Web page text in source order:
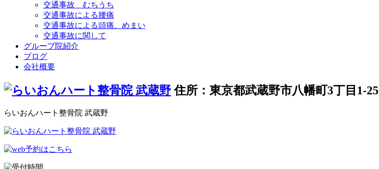
交通事故 むちうち
交通事故による腰痛
交通事故による頭痛、めまい
交通事故に関して
グループ院紹介
ブログ
会社概要
住所：東京都武蔵野市八幡町3丁目1-25
らいおんハート整骨院 武蔵野